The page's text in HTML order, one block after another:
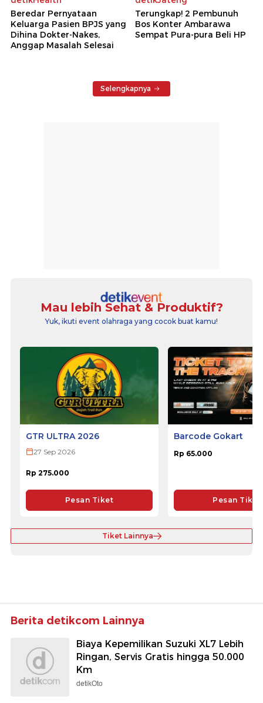
Beredar Pernyataan
Keluarga Pasien BPJS yang
Dihina Dokter-Nakes,
Anggap Masalah Selesai
Terungkap! 2 Pembunuh
Bos Konter Ambarawa
Sempat Pura-pura Beli HP
Selengkapnya
Mau lebih Sehat & Produktif?
Yuk, ikuti event olahraga yang cocok buat kamu!
GTR ULTRA 2026
27 Sep 2026
Rp 275.000
Pesan Tiket
Barcode Gokart
Rp 65.000
Pesan Tiket
Tiket Lainnya
Berita detikcom Lainnya
Biaya Kepemilikan Suzuki XL7 Lebih
Ringan, Servis Gratis hingga 50.000
Km
detikOto